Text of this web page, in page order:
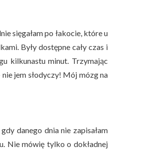
sięgałam po łakocie, które u
Były dostępne cały czas i
kilkunastu minut. Trzymając
jem słodyczy! Mój mózg na
danego dnia nie zapisałam
Nie mówię tylko o dokładnej